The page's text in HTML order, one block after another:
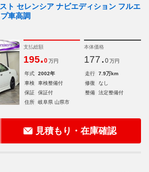
ト セレンシア ナビエディション フルエ
車高調
支払総額
195.0 万円
本体価格
177. 0 万円
年式 2002年 走行
7.9万km
車検
車検整備付 修復
なし
保証
保証付 整備
法定整備付
住所
岐阜県 山県市
見積もり・在庫確認